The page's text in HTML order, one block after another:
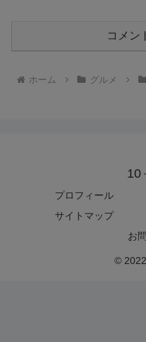
コメン
ホーム グルメ
10
プロフィール
サイトマップ
お
©